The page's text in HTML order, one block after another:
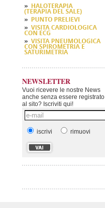
NEWSLETTER
Vuoi ricevere le nostre News
anche senza essere registrato
al sito? Iscriviti qui!
iscrivi rimuovi